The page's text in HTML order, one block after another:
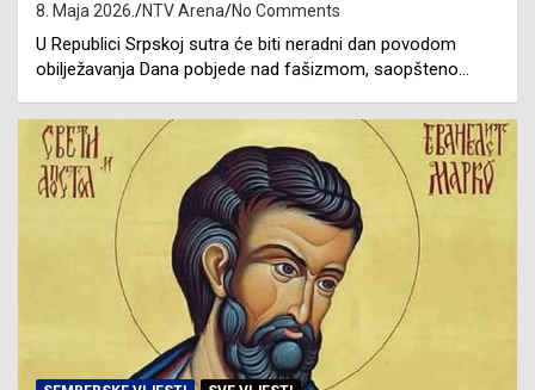
8. Maja 2026. NTV Arena No Comments
U Republici Srpskoj sutra će biti neradni dan povodom
obilježavanja Dana pobjede nad fašizmom, saopšteno…